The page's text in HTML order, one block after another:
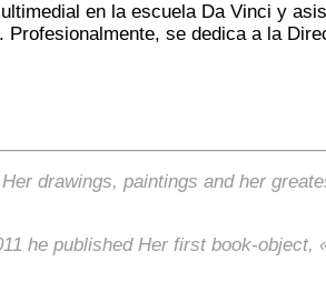
en la escuela Da Vinci y
se dedica a la
drawings, paintings and her
he published Her first book-object,